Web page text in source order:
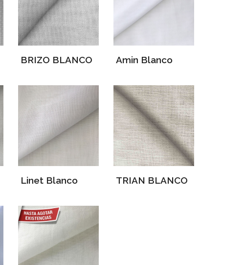
BRIZO BLANCO Amin Blanco
Linet Blanco TRIAN BLANCO